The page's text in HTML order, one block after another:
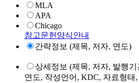
MLA
APA
Chicago
참고문헌양식안내
간략정보 (제목, 저자, 연도)
상세정보 (제목, 저자, 발행
연도, 작성언어, KDC, 자료형태